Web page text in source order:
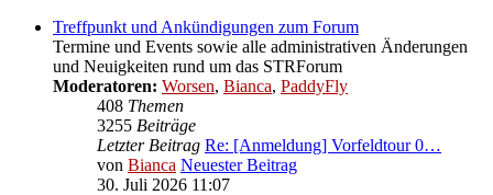
Treffpunkt und Ankündigungen zum Forum
Termine und Events sowie alle administrativen Änderungen
und Neuigkeiten rund um das STRForum
Moderatoren: Worsen, Bianca, PaddyFly
408 Themen
3255 Beiträge
Letzter Beitrag Re: [Anmeldung] Vorfeldtour 0…
von Bianca Neuester Beitrag
30. Juli 2026 11:07